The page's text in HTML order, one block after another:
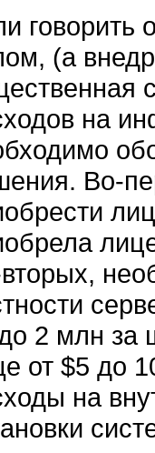
говорить
(а
на
Во-
2 млн за
от $5 до
на